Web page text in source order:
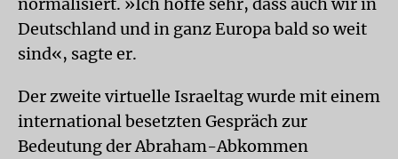
Deutschland und in ganz Europa bald so weit
sind«, sagte er.
Der zweite virtuelle Israeltag wurde mit einem
international besetzten Gespräch zur
Bedeutung der Abraham-Abkommen